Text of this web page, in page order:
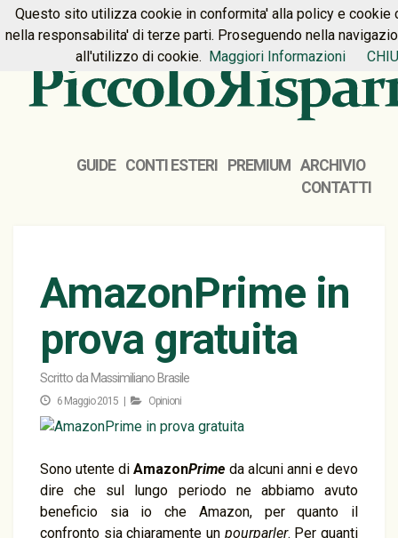
HOME PREMIUM CONTATTI
GUIDE CONTI ESTERI PREMIUM
ARCHIVIO
CONTATTI
AmazonPrime in
prova gratuita
Scritto da Massimiliano Brasile
6 Maggio 2015 | Opinioni
Sono utente diAmazonPrime da alcuni anni e devo
dire che sul lungo periodo ne abbiamo avuto
beneficio sia io che Amazon, per quanto il
confronto sia chiaramente un pourparler. Per quanti
Questo sito utilizza cookie in conformita' alla policy e cookie
nella responsabilita' di terze parti. Proseguendo nella
all'utilizzo di cookie. Maggiori Informazioni